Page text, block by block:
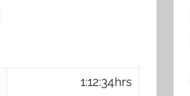
1:12:34 hrs